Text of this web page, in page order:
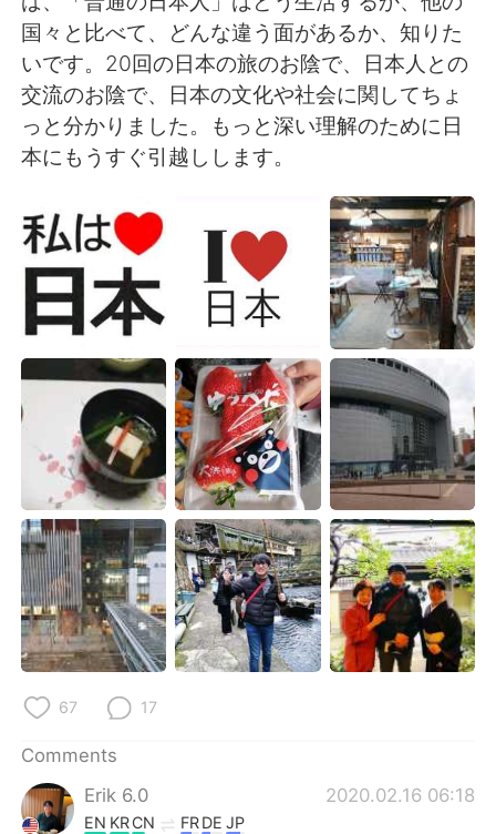
Türkçe Tiếng Việt
Português
国々と比べて、どんな違う面があるか、知りた
いです。20回の日本の旅のお陰で、日本人との
交流のお陰で、日本の文化や社会に関してちょ
っと分かりました。もっと深い理解のために日
本にもうすぐ引越しします。
67 17
Comments
Erik 6.0
2020.02.16 06:18
EN KRCN FRDE JP